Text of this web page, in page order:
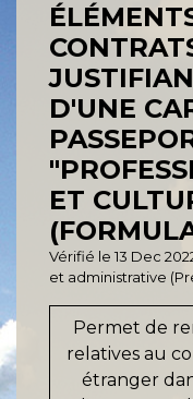
D'UNE
ET
Vérifié le 13 Dec
et administrative
Permet de
relatives au
étranger